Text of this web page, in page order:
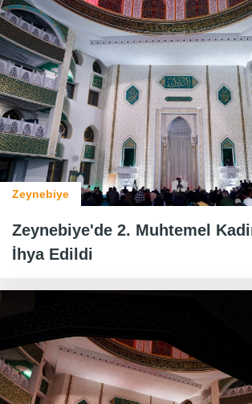
Zeynebiye
Zeynebiye'de 2. Muhtemel
İhya Edildi